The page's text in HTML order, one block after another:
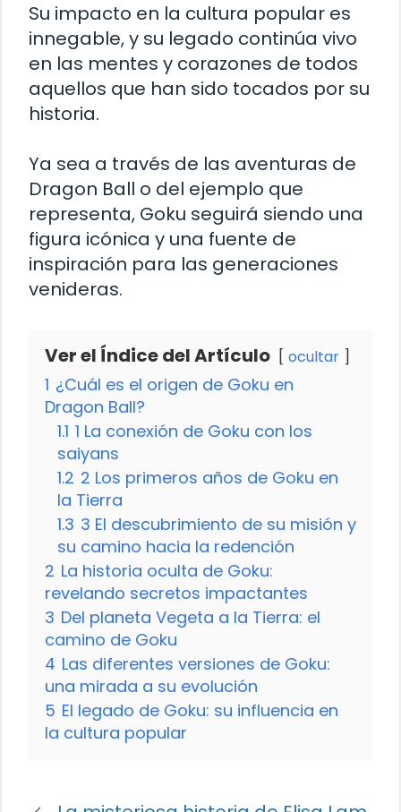
Su impacto en la cultura popular es
innegable, y su legado continúa vivo
en las mentes y corazones de todos
aquellos que han sido tocados por su
historia.
Ya sea a través de las aventuras de
Dragon Ball o del ejemplo que
representa, Goku seguirá siendo una
figura icónica y una fuente de
inspiración para las generaciones
venideras.
Ver el Índice del Artículo ocultar
1 ¿Cuál es el origen de Goku en
Dragon Ball?
1.1 1 La conexión de Goku con los
saiyans
1.2 2 Los primeros años de Goku en
la Tierra
1.3 3 El descubrimiento de su misión y
su camino hacia la redención
2 La historia oculta de Goku:
revelando secretos impactantes
3 Del planeta Vegeta a la Tierra: el
camino de Goku
4 Las diferentes versiones de Goku:
una mirada a su evolución
5 El legado de Goku: su influencia en
la cultura popular